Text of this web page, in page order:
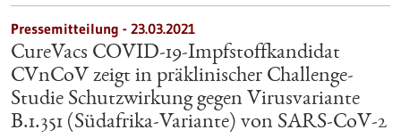
Pressemitteilung - 23.03.2021
CureVacs COVID-19-Impfstoffkandidat
CVnCoV zeigt in präklinischer Challenge-
Studie Schutzwirkung gegen Virusvariante
B.1.351 (Südafrika-Variante) von SARS-CoV-2